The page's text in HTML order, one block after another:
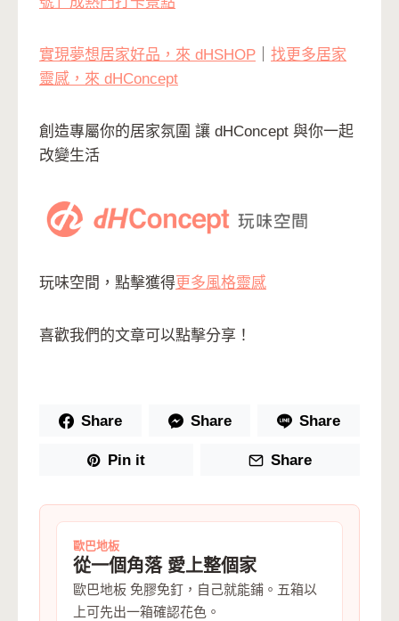
實現夢想居家好品，來 dHSHOP
找更多居家
靈感，來 dHConcept
創造專屬你的居家氛圍 讓 dHConcept 與你一起
改變生活
玩味空間，點擊獲得更多風格靈感
喜歡我們的文章可以點擊分享！
Share Share Share
Pin it Share
歐巴地板
從一個角落 愛上整個家
歐巴地板 免膠免釘，自己就能鋪。五箱以
上可先出一箱確認花色。